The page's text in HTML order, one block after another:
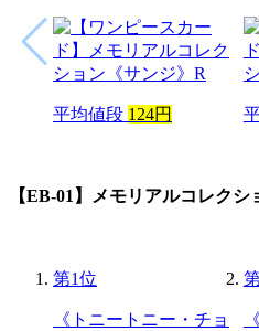
平均値段 124円
【EB-01】メモリアルコレクシ
第1位
《トニートニー・チョ